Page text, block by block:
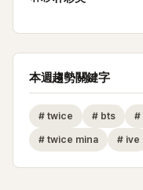
本週趨勢關鍵字
# twice # bts #
# twice mina # ive